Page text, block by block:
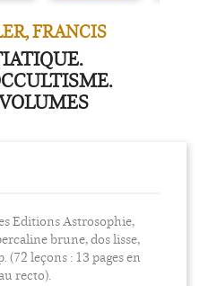
FRANCIS
Editions Astrosophie,
brune, dos lisse,
(72 leçons : 13 pages en
recto).